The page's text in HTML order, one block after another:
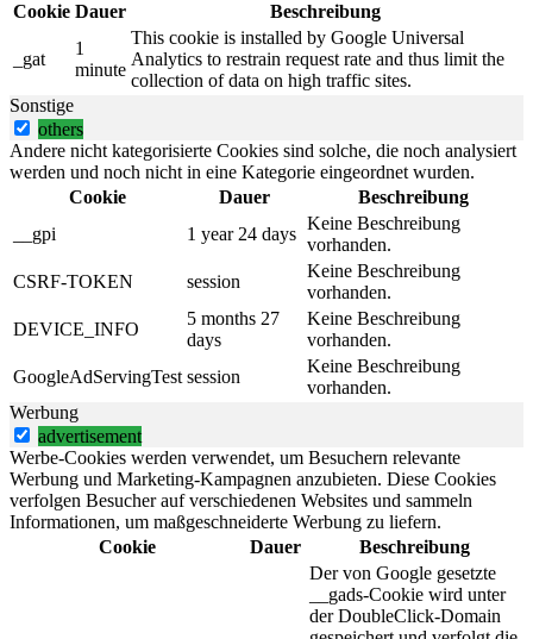
Cookie Dauer Beschreibung
_gat
1
minute
This cookie is installed by Google Universal
Analytics to restrain request rate and thus limit the
collection of data on high traffic sites.
Sonstige
others
Andere nicht kategorisierte Cookies sind solche, die noch analysiert
werden und noch nicht in eine Kategorie eingeordnet wurden.
Cookie
Dauer
Beschreibung
__gpi
1 year 24 days
Keine Beschreibung
vorhanden.
CSRF-TOKEN
session
Keine Beschreibung
vorhanden.
DEVICE_INFO
5 months 27
days
Keine Beschreibung
vorhanden.
GoogleAdServingTest session
Keine Beschreibung
vorhanden.
Werbung
advertisement
Werbe-Cookies werden verwendet, um Besuchern relevante
Werbung und Marketing-Kampagnen anzubieten. Diese Cookies
verfolgen Besucher auf verschiedenen Websites und sammeln
Informationen, um maßgeschneiderte Werbung zu liefern.
Cookie
Dauer Beschreibung
Der von Google gesetzte
__gads-Cookie wird unter
der DoubleClick-Domain